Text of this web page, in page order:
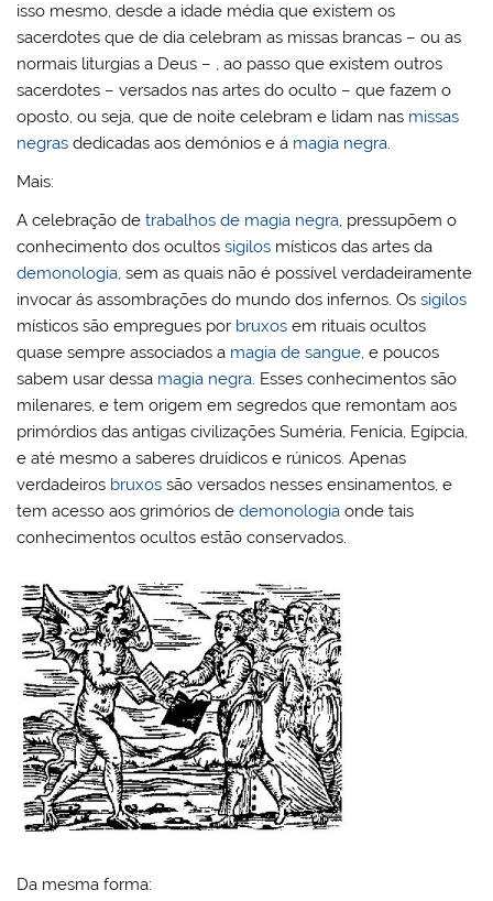
isso mesmo, desde a idade média que existem os
sacerdotes que de dia celebram as missas brancas – ou as
normais liturgias a Deus – , ao passo que existem outros
sacerdotes – versados nas artes do oculto – que fazem o
oposto, ou seja, que de noite celebram e lidam nas missas
negras dedicadas aos demónios e á magia negra.
Mais:
A celebração detrabalhos de magia negra, pressupõem o
conhecimento dos ocultossigilos místicos das artes da
demonologia, sem as quais não é possível verdadeiramente
invocar ás assombrações do mundo dos infernos. Ossigilos
místicos são empregues por bruxos em rituais ocultos
quase sempre associados a magia de sangue, e poucos
sabem usar dessa magia negra. Esses conhecimentos são
milenares, e tem origem em segredos que remontam aos
primórdios das antigas civilizações Suméria, Fenícia, Egípcia,
e até mesmo a saberes druídicos e rúnicos. Apenas
verdadeiros bruxos são versados nesses ensinamentos, e
tem acesso aos grimórios dedemonologia onde tais
conhecimentos ocultos estão conservados.
Da mesma forma: